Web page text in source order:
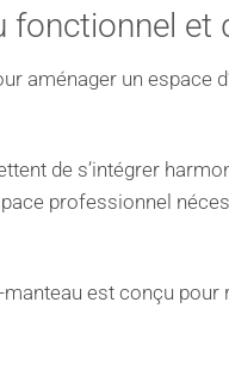
fonctionnel et
aménager un espace
de s’intégrer
professionnel
est conçu